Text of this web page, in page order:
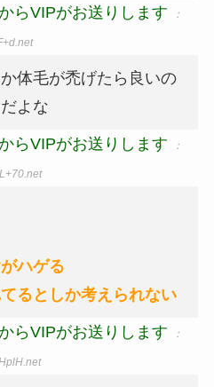
らVIPがお送りします ：
体毛が禿げたら良いの
よな
らVIPがお送りします ：
ハゲる
るとしか考えられない
らVIPがお送りします ：